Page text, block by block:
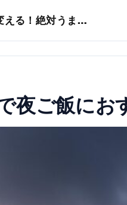
福岡の夜を変える！絶対うまい店
夜ご飯にお